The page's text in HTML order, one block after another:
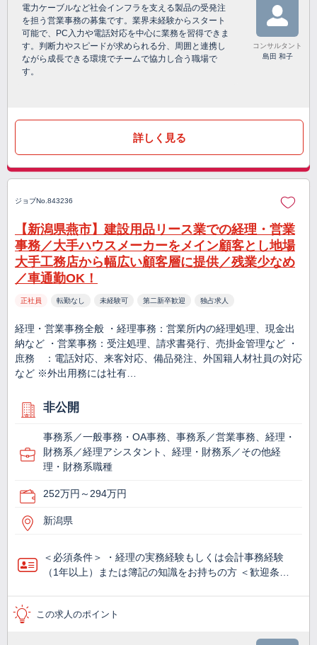
電力ケーブルなど社会インフラを支える製品の受発注
を担う営業事務の募集です。業界未経験からスタート
可能で、PC入力や電話対応を中心に業務を習得できま
す。判断力やスピードが求められる分、周囲と連携し
ながら成長できる環境でチームで協力し合う職場で
す。
コンサルタント
島田 和子
詳しく見る
ジョブNo.843236
【新潟県燕市】建設用品リース業での経理・営業
事務／大手ハウスメーカーをメイン顧客とし地場
大手工務店から幅広い顧客層に提供／残業少なめ
／車通勤OK！
正社員 転勤なし 未経験可 第二新卒歓迎 独占求人
経理・営業事務全般 ・経理事務：営業所内の経理処理、現金出
納など ・営業事務：受注処理、請求書発行、売掛金管理など ・
庶務 ：電話対応、来客対応、備品発注、外国籍人材社員の対応
など ※外出用務には社有…
非公開
事務系／一般事務・OA事務、事務系／営業事務、経理・
財務系／経理アシスタント、経理・財務系／その他経
理・財務系職種
252万円～294万円
新潟県
＜必須条件＞ ・経理の実務経験もしくは会計事務経験
（1年以上）または簿記の知識をお持ちの方 ＜歓迎条…
この求人のポイント